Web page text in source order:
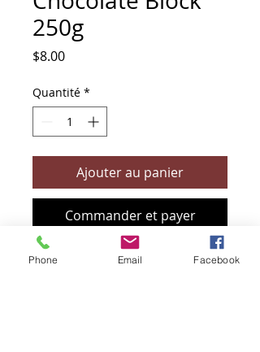
250g
$8.00Prix
Quantité *
Ajouter au panier
Commander et payer
Phone Email Facebook